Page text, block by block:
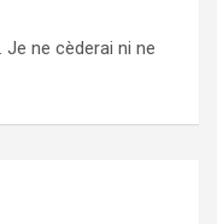
ne cèderai ni ne